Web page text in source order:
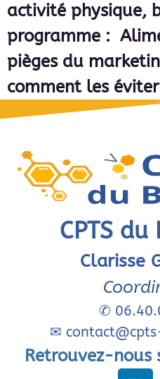
activité physique,
programme :
pièges du
comment les
CPTS
Clarisse
✆
✉
Retrouvez-nous